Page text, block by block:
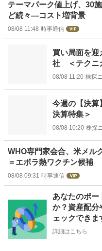
テーマパーク値上げ、30
ど続々―コスト増背景
08/08 11:48 時事通信
買い局面を迎
社 ＜テクニ
08/08 11:20 株探
今週の【決
決算特集＞
08/08 10:20 株探
WHO専門家会合、米メル
＝エボラ熱ワクチン候補
08/08 09:31 時事通信
あなたのポー
か？資産配分
ェックできま
詳細はこちら